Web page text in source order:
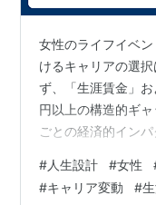
女性のライフイベ
けるキャリアの選
ず、「生涯賃金」
円以上の構造的ギ
ごとの経済的イン
アプローチを分析・
生涯賃金・年金ギ
#人生設計 #女性
#キャリア変動 #